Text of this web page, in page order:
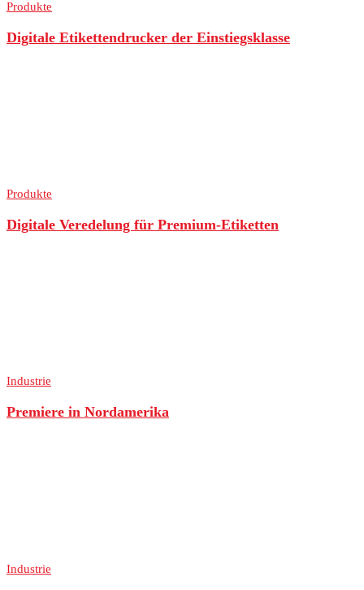
Produkte
Digitale Etikettendrucker der Einstiegsklasse
Produkte
Digitale Veredelung für Premium-Etiketten
Industrie
Premiere in Nordamerika
Industrie